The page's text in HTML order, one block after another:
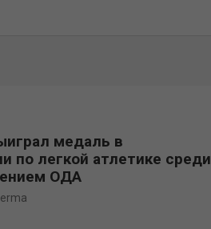
медаль в
по легкой атлетике среди
ОДА